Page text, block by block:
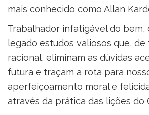
mais conhecido como Allan
Trabalhador infatigável do bem,
legado estudos valiosos que,
racional, eliminam as dúvidas
futura e traçam a rota para
aperfeiçoamento moral e
através da prática das lições do